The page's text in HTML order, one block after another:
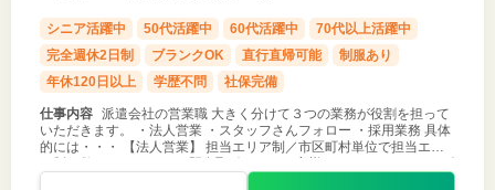
シニア活躍中 50代活躍中 60代活躍中
70代以上活躍中
完全週休2日制
ブランクOK 直行直帰可能
制服あり
年休120日以上
学歴不問 社保完備
仕事内容 派遣会社の営業職 大きく分けて３つの業務が役割を担って
いただきます。 ・法人営業 ・スタッフさんフォロー ・採用業務 具体
的には・・・ 【法人営業】 担当エリア制／市区町村単位で担当エリ
ア制を敷いています。 ・既存取引があるお客様へのフォローやニーズ
確認 ・新